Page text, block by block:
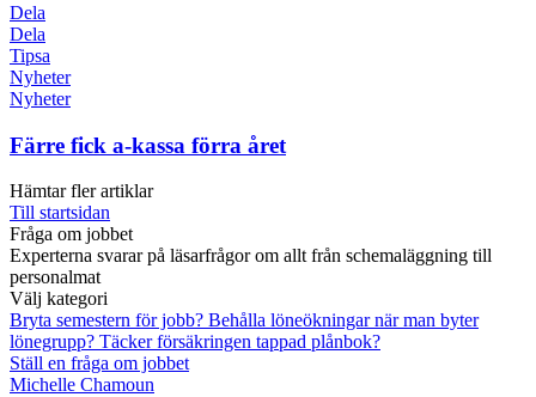
Dela
Dela
Tipsa
Nyheter
Nyheter
Färre fick a-kassa förra året
Hämtar fler artiklar
Till startsidan
Fråga om jobbet
Experterna svarar på läsarfrågor om allt från schemaläggning till
personalmat
Välj kategori
Bryta semestern för jobb? Behålla löneökningar när man byter
lönegrupp? Täcker försäkringen tappad plånbok?
Ställ en fråga om jobbet
Michelle Chamoun